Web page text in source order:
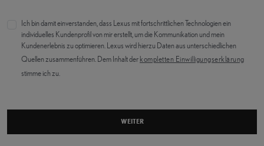
Ich bin damit einverstanden, dass Lexus mit fortschrittlichen Technologien ein
individuelles Kundenprofil von mir erstellt, um die Kommunikation und mein
Kundenerlebnis zu optimieren. Lexus wird hierzu Daten aus unterschiedlichen
Quellen zusammenführen. Dem Inhalt derkompletten Einwilligungserklärung
stimme ich zu.
WEITER